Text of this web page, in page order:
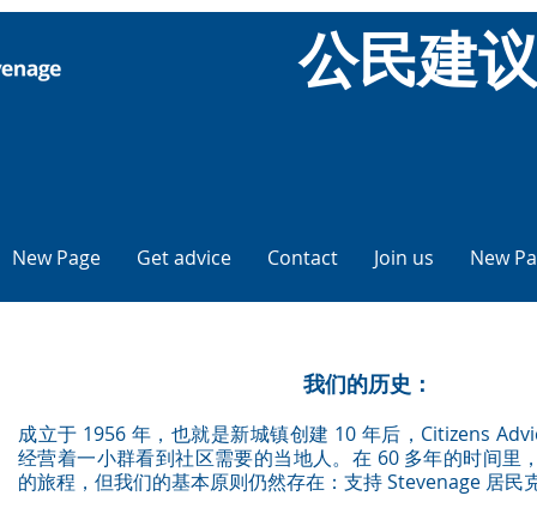
公民建
New Page Get advice Contact Join us New
我们的历史：
成立于 1956 年，也就是新城镇创建 10 年后，Citizens
经营着一小群看到社区需要的当地人。在 60 多年的时间里
的旅程，但我们的基本原则仍然存在：支持 Stevenage 居民